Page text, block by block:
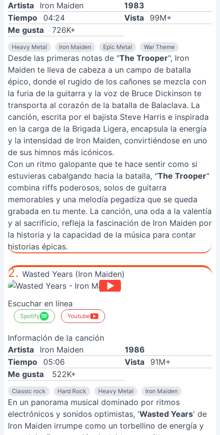
Artista
Iron Maiden
1983
Tiempo
04:24 Vista
99M+
Me gusta
726K+
Heavy Metal Iron Maiden Epic Metal War Theme
Desde las primeras notas de "The Trooper", Iron
Maiden te lleva de cabeza a un campo de batalla
épico, donde el rugido de los cañones se mezcla con
la furia de la guitarra y la voz de Bruce Dickinson te
transporta al corazón de la batalla de Balaclava. La
canción, escrita por el bajista Steve Harris e inspirada
en la carga de la Brigada Ligera, encapsula la energía
y la intensidad de Iron Maiden, convirtiéndose en uno
de sus himnos más icónicos.
Con un ritmo galopante que te hace sentir como si
estuvieras cabalgando hacia la batalla, "The Trooper"
combina riffs poderosos, solos de guitarra
memorables y una melodía pegadiza que se queda
grabada en tu mente. La canción, una oda a la valentía
y al sacrificio, refleja la fascinación de Iron Maiden por
la historia y la capacidad de la música para contar
historias épicas.
2. Wasted Years (Iron Maiden)
Escuchar en línea
Spotify Youtube
Información de la canción
Artista
Iron Maiden
1986
Tiempo
05:06 Vista
91M+
Me gusta
522K+
Classic rock Hard Rock Heavy Metal Iron Maiden
En un panorama musical dominado por ritmos
electrónicos y sonidos optimistas, 'Wasted Years' de
Iron Maiden irrumpe como un torbellino de energía y